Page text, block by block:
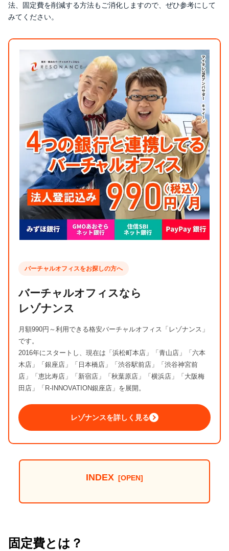
法、固定費を削減する方法もご消化しますので、ぜひ参考にして
みてください。
バーチャルオフィスをお探しの方へ
バーチャルオフィスなら
レゾナンス
月額990円～利用できる格安バーチャルオフィス「レゾナンス」
です。
2016年にスタートし、現在は「浜松町本店」「青山店」「六本
木店」「銀座店」「日本橋店」「渋谷駅前店」「渋谷神宮前
店」「恵比寿店」「新宿店」「秋葉原店」「横浜店」「大阪梅
田店」「R-INNOVATION銀座店」を展開。
レゾナンスを詳しく見る
INDEX
固定費とは？